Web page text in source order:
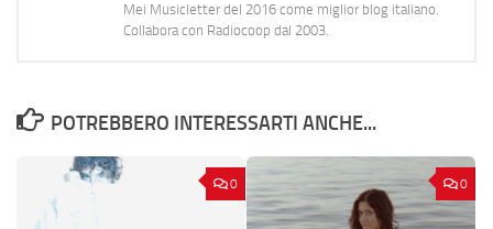
Mei Musicletter del 2016 come miglior blog italiano.
Collabora con Radiocoop dal 2003.
POTREBBERO INTERESSARTI ANCHE...
0 0